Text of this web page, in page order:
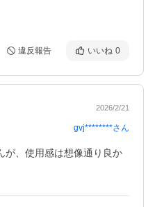
違反報告 いいね 0
2026/2/21
gvj********さん
が、使用感は想像通り良か